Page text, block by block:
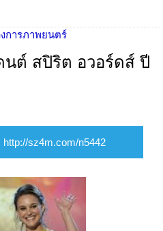
การภาพยนตร์
นต์ สปิริต อวอร์ดส์ ปี